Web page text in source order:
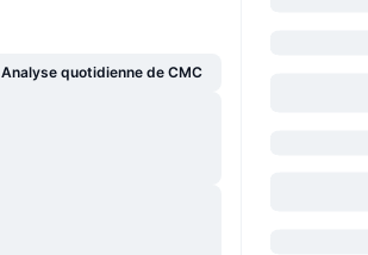
Analyse quotidienne de CMC